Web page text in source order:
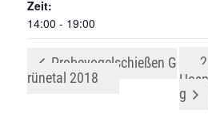
Zeit:
14:00 - 19:00
Probevogelschießen G
rünetal 2018
g